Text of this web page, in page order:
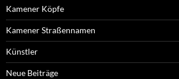
Kamener Köpfe
Kamener Straßennamen
Künstler
Neue Beiträge